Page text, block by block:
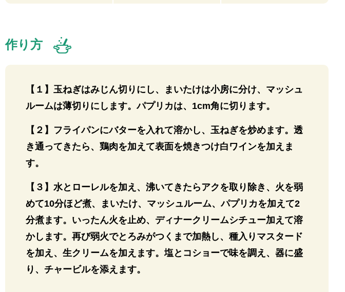
作り方
【１】玉ねぎはみじん切りにし、まいたけは小房に分け、マッシュ
ルームは薄切りにします。パプリカは、1cm角に切ります。
【２】フライパンにバターを入れて溶かし、玉ねぎを炒めます。透
き通ってきたら、鶏肉を加えて表面を焼きつけ白ワインを加えま
す。
【３】水とローレルを加え、沸いてきたらアクを取り除き、火を弱
めて10分ほど煮、まいたけ、マッシュルーム、パプリカを加えて2
分煮ます。いったん火を止め、ディナークリームシチュー加えて溶
かします。再び弱火でとろみがつくまで加熱し、種入りマスタード
を加え、生クリームを加えます。塩とコショーで味を調え、器に盛
り、チャービルを添えます。